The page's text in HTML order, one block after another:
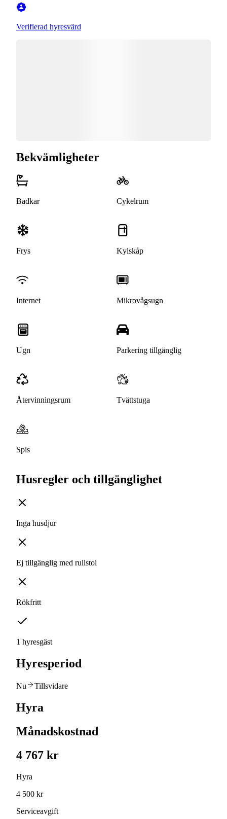
Verifierad hyresvärd
Bekvämligheter
Badkar Cykelrum
Frys Kylskåp
Internet Mikrovågsugn
Ugn Parkering tillgänglig
Återvinningsrum Tvättstuga
Spis
Husregler och tillgänglighet
Inga husdjur
Ej tillgänglig med rullstol
Rökfritt
1 hyresgäst
Hyresperiod
Nu Tillsvidare
Hyra
Månadskostnad
4 767 kr
Hyra
4 500 kr
Serviceavgift